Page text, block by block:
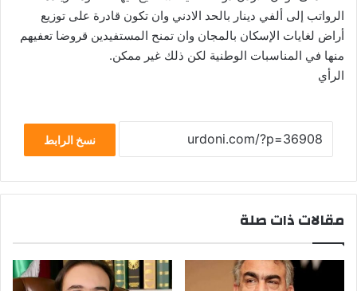
الرواتب إلى ألفي دينار بالحد الادني وان تكون قادرة على توزيع
أراض لغايات الإسكان بالمجان وان تمنح المستفيدين قروضا تعفيهم
منها في المناسبات الوطنية لكن ذلك غير ممكن.
الرأي
نسخ الرابط
مقالات ذات صلة